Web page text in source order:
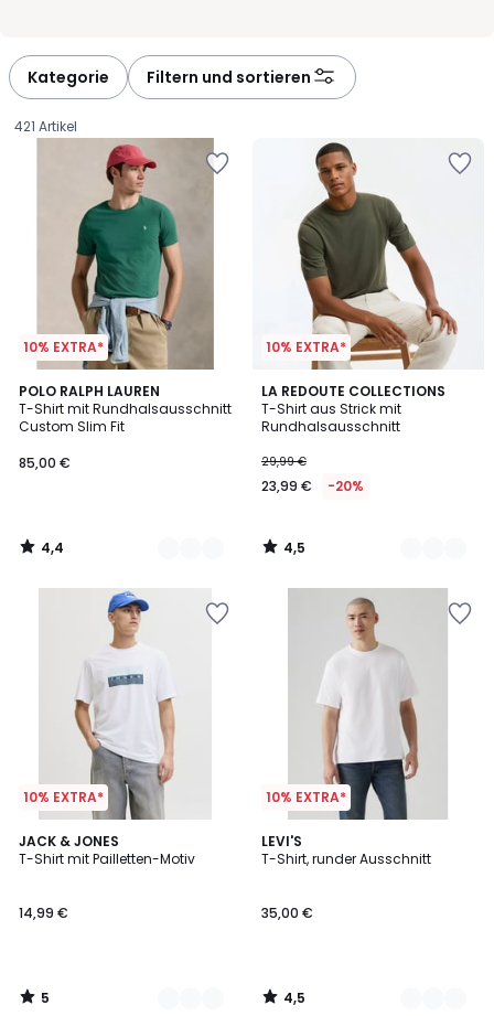
Kategorie Filtern und sortieren
421 Artikel
10% EXTRA*
POLO RALPH LAUREN
T-Shirt mit Rundhalsausschnitt
Custom Slim Fit
€.
85,00 €
4,4
/ 5
7
Farben
4,4
/
10% EXTRA*
LA REDOUTE COLLECTIONS
T-Shirt aus Strick mit
Rundhalsausschnitt
29,99 €
23,99 € -20%
4,5
/ 5
3
Farben
4,5
/
10% EXTRA*
JACK & JONES
T-Shirt mit Pailletten-Motiv
14,99 €
5
/
3
Farben
5
/
10% EXTRA*
LEVI'S
T-Shirt, runder Ausschnitt
35,00 €
4,5
/ 5
3
Farben
4,5
/